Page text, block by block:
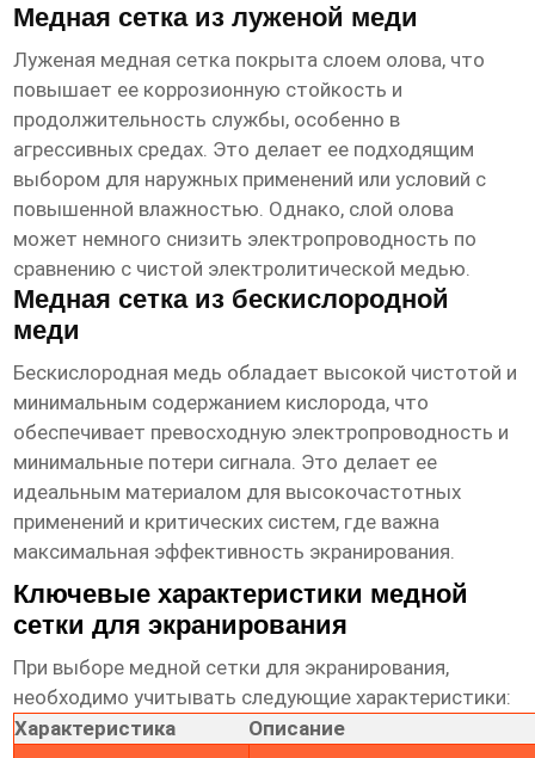
Медная сетка из луженой меди
Луженая медная сетка покрыта слоем олова, что
повышает ее коррозионную стойкость и
продолжительность службы, особенно в
агрессивных средах. Это делает ее подходящим
выбором для наружных применений или условий с
повышенной влажностью. Однако, слой олова
может немного снизить электропроводность по
сравнению с чистой электролитической медью.
Медная сетка из бескислородной
меди
Бескислородная медь обладает высокой чистотой и
минимальным содержанием кислорода, что
обеспечивает превосходную электропроводность и
минимальные потери сигнала. Это делает ее
идеальным материалом для высокочастотных
применений и критических систем, где важна
максимальная эффективность экранирования.
Ключевые характеристики медной
сетки для экранирования
При выборе медной сетки для экранирования,
необходимо учитывать следующие характеристики:
Характеристика
Описание